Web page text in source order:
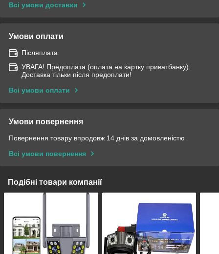
Всі умови доставки
Умови оплати
Післяплата
УВАГА! Предоплата (оплата на картку приватбанку).
Доставка тільки після предоплати!
Всі умови оплати
Умови повернення
Повернення товару впродовж 14 днів за домовленістю
Всі умови повернення
Подібні товари компанії